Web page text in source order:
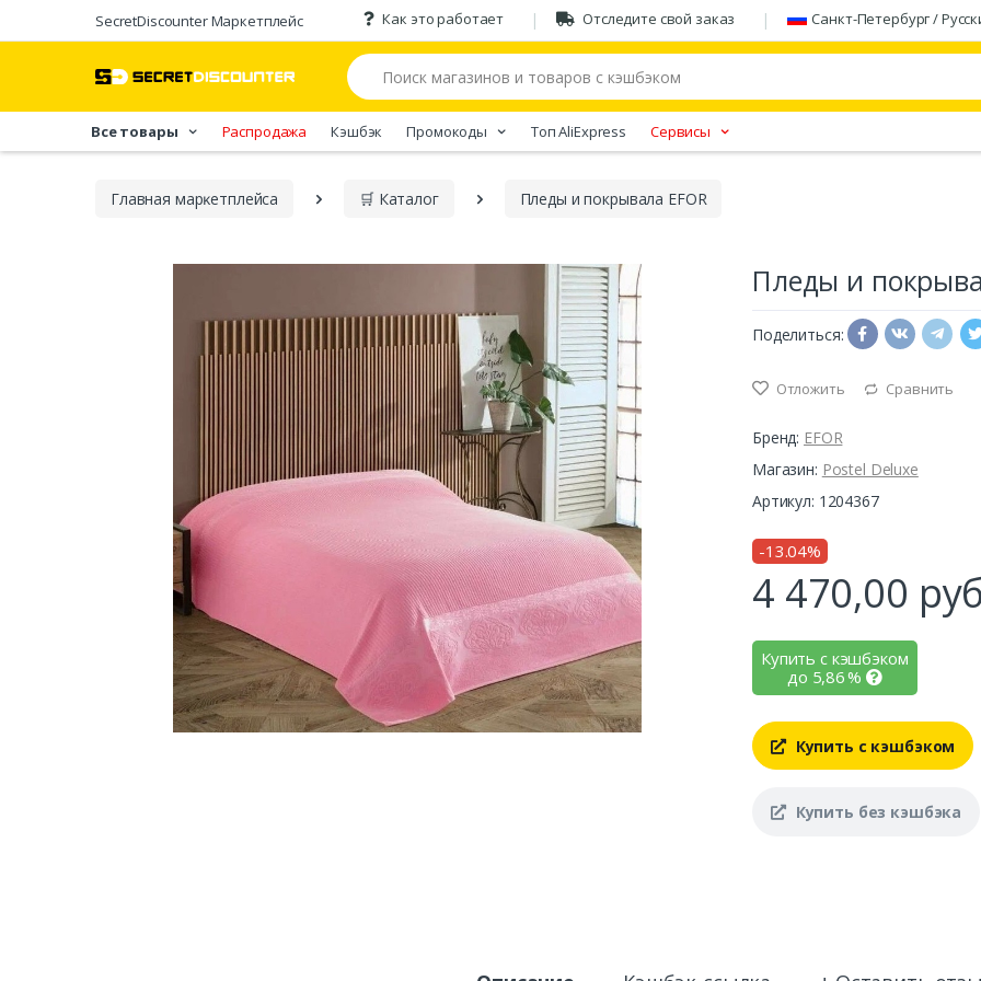
SecretDiscounter Маркетплейс Как это работает Отследите свой заказ Санкт-Петербург /
Все товары Распродажа Кэшбэк Промокоды Tоп AliExpress Сервисы
Главная марĸетплейса 🛒 Каталог Пледы и покрывала EFOR
Пледы и
Поделиться:
Отложить Сравнить
Бренд: EFOR
Магазин: Postel Deluxe
Артикул: 1204367
-13.04%
4 470,00
Купить с кэшбэком
до 5,86%
Купить с кэшбэком
Купить без кэшбэка